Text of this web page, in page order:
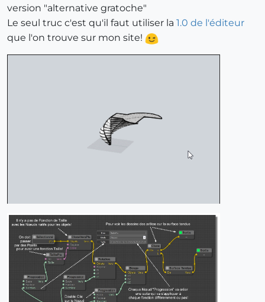
version "alternative gratoche"
Le seul truc c'est qu'il faut utiliser la 1.0 de l'éditeur
que l'on trouve sur mon site!